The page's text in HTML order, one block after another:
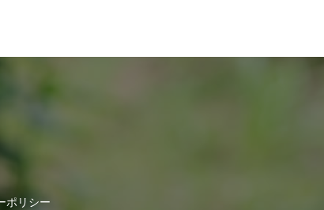
ポリシー